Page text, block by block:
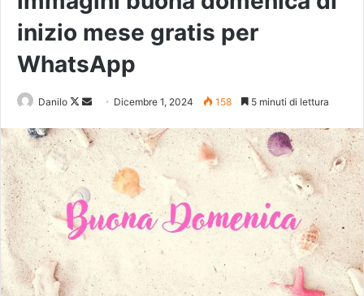
inizio mese gratis per
WhatsApp
Danilo Dicembre 1, 2024 158 5 minuti di lettura